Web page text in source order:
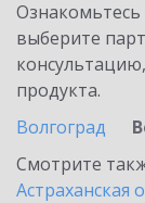
выберите
продукта.
Волгоград
Смотрите
Астраханская